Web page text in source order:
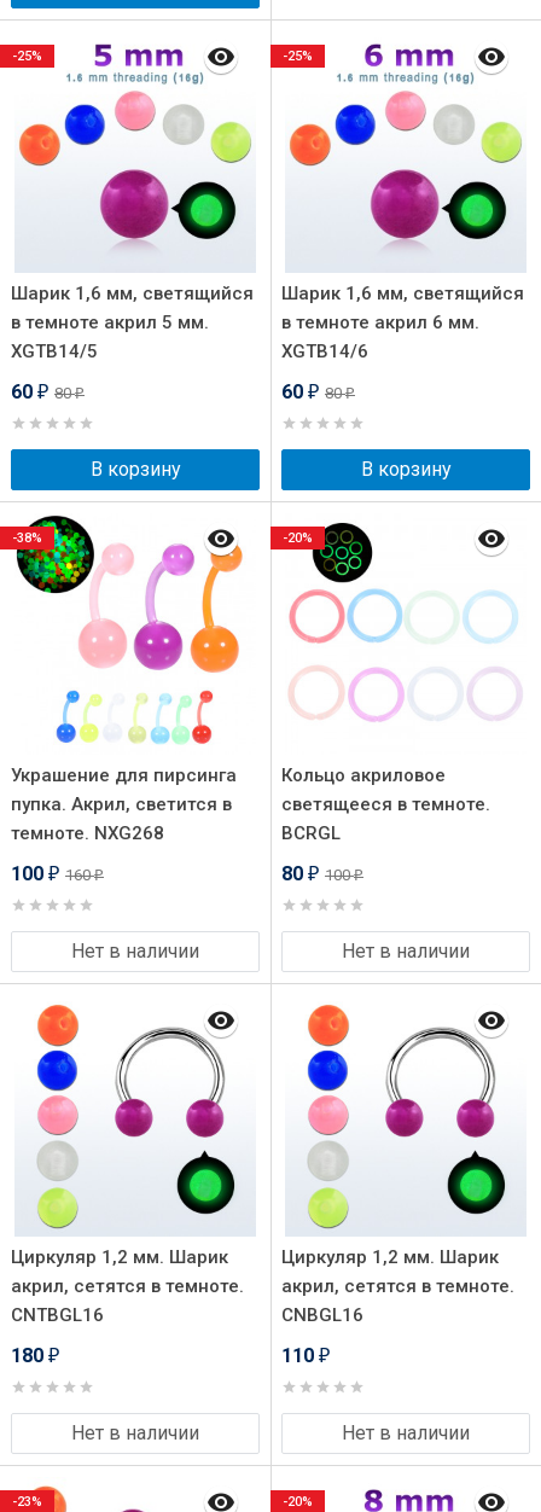
Шарик 1,6 мм, светящийся
в темноте акрил 5 мм.
XGTB14/5
60 ₽ 80₽
В корзину
-25%
Шарик 1,6 мм, светящийся
в темноте акрил 6 мм.
XGTB14/6
60 ₽ 80₽
В корзину
-25%
Украшение для пирсинга
пупка. Акрил, светится в
темноте. NXG268
100 ₽ 160₽
Нет в наличии
-38%
Кольцо акриловое
светящееся в темноте.
BCRGL
80 ₽ 100₽
Нет в наличии
-20%
Циркуляр 1,2 мм. Шарик
акрил, сетятся в темноте.
CNTBGL16
180 ₽
Нет в наличии
Циркуляр 1,2 мм. Шарик
акрил, сетятся в темноте.
CNBGL16
110 ₽
Нет в наличии
-23% -20%